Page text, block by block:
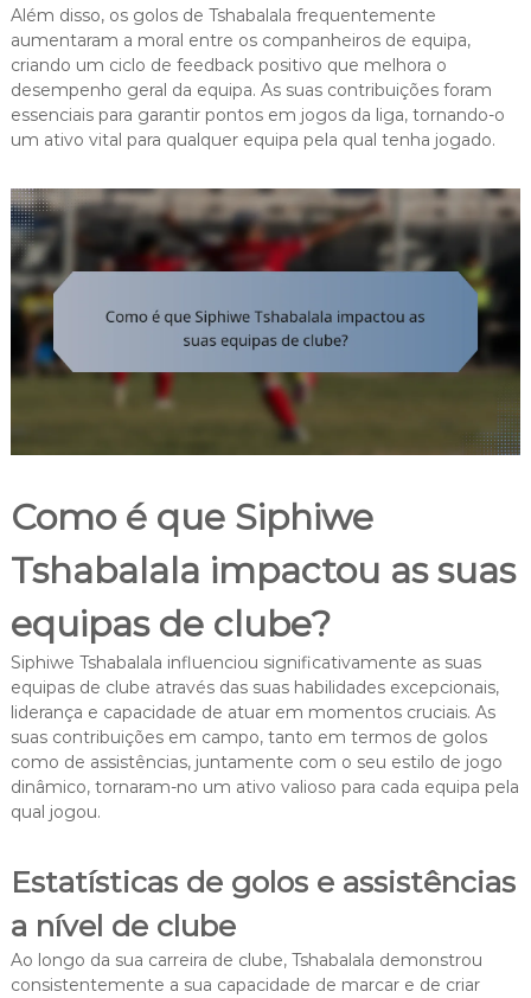
Além disso, os golos de Tshabalala frequentemente
aumentaram a moral entre os companheiros de equipa,
criando um ciclo de feedback positivo que melhora o
desempenho geral da equipa. As suas contribuições foram
essenciais para garantir pontos em jogos da liga, tornando-o
um ativo vital para qualquer equipa pela qual tenha jogado.
Como é que Siphiwe
Tshabalala impactou as suas
equipas de clube?
Siphiwe Tshabalala influenciou significativamente as suas
equipas de clube através das suas habilidades excepcionais,
liderança e capacidade de atuar em momentos cruciais. As
suas contribuições em campo, tanto em termos de golos
como de assistências, juntamente com o seu estilo de jogo
dinâmico, tornaram-no um ativo valioso para cada equipa pela
qual jogou.
Estatísticas de golos e assistências
a nível de clube
Ao longo da sua carreira de clube, Tshabalala demonstrou
consistentemente a sua capacidade de marcar e de criar